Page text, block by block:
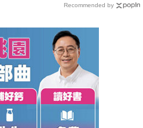
Recommended by